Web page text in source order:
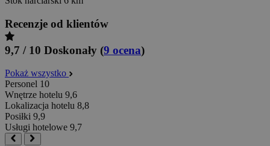
Recenzje od klientów
9,7 / 10 Doskonały (9 ocena)
Pokaż wszystko
Personel 10
Wnętrze hotelu 9,6
Lokalizacja hotelu 8,8
Posiłki 9,9
Usługi hotelowe 9,7